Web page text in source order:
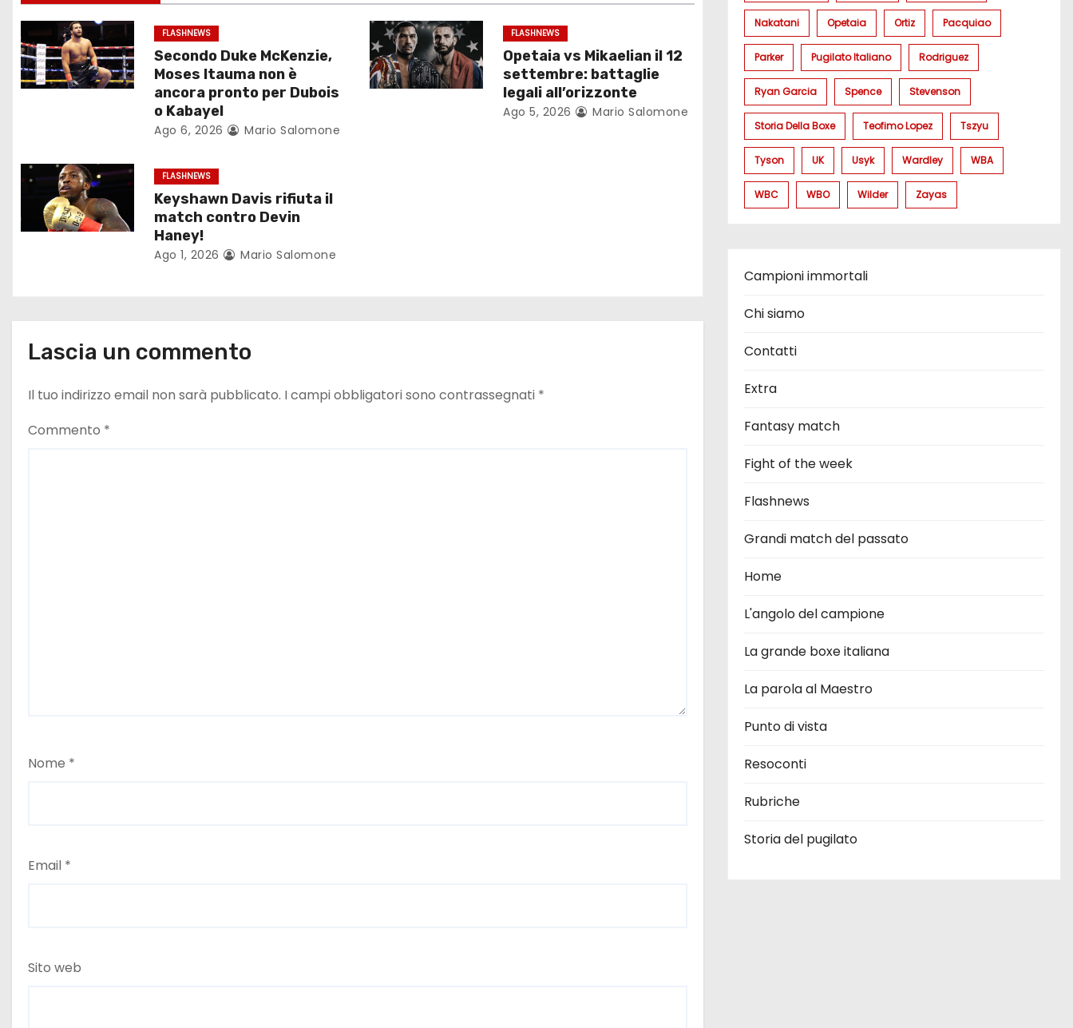
a
z
i
e
r
c
l
i
FLASHNEWS
Secondo Duke McKenzie,
Moses Itauma non è
ancora pronto per Dubois
o Kabayel
Ago 6, 2026 Mario Salomone
FLASHNEWS
Opetaia vs Mikaelian il 12
settembre: battaglie
legali all’orizzonte
Ago 5, 2026 Mario Salomone
FLASHNEWS
Keyshawn Davis rifiuta il
match contro Devin
Haney!
Ago 1, 2026 Mario Salomone
Lascia un commento
Il tuo indirizzo email non sarà pubblicato. I campi obbligatori sono contrassegnati *
Commento *
Nome *
Email *
Sito web
Nakatani Opetaia Ortiz Pacquiao
Parker Pugilato Italiano Rodriguez
Ryan Garcia Spence Stevenson
Storia Della Boxe Teofimo Lopez Tszyu
Tyson UK Usyk Wardley WBA
WBC WBO Wilder Zayas
Campioni immortali
Chi siamo
Contatti
Extra
Fantasy match
Fight of the week
Flashnews
Grandi match del passato
Home
L'angolo del campione
La grande boxe italiana
La parola al Maestro
Punto di vista
Resoconti
Rubriche
Storia del pugilato